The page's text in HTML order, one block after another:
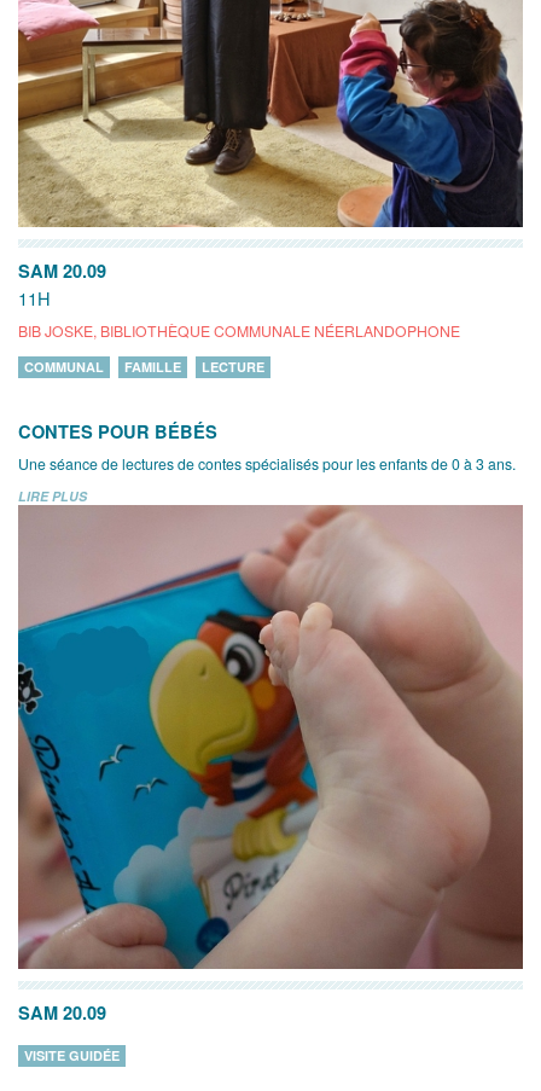
SAM 20.09
11H
BIB JOSKE, BIBLIOTHÈQUE COMMUNALE NÉERLANDOPHONE
COMMUNAL FAMILLE LECTURE
CONTES POUR BÉBÉS
Une séance de lectures de contes spécialisés pour les enfants de 0 à 3 ans.
LIRE PLUS
SAM 20.09
VISITE GUIDÉE